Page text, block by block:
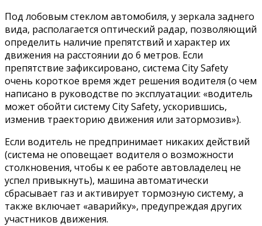
Под лобовым стеклом автомобиля, у зеркала заднего
вида, располагается оптический радар, позволяющий
определить наличие препятствий и характер их
движения на расстоянии до 6 метров. Если
препятствие зафиксировано, система City Safety
очень короткое время ждет решения водителя (о чем
написано в руководстве по эксплуатации: «водитель
может обойти систему City Safety, ускорившись,
изменив траекторию движения или затормозив»).
Если водитель не предпринимает никаких действий
(система не оповещает водителя о возможности
столкновения, чтобы к ее работе автовладелец не
успел привыкнуть), машина автоматически
сбрасывает газ и активирует тормозную систему, а
также включает «аварийку», предупреждая других
участников движения.